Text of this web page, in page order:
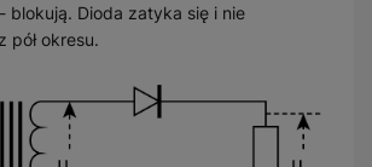
blokują. Dioda zatyka się i nie
pół okresu.